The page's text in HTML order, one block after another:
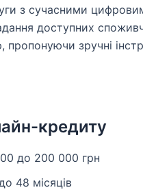
з сучасними
доступних
пропонуючи зручні
кредиту
до 200 000 грн
48 місяців